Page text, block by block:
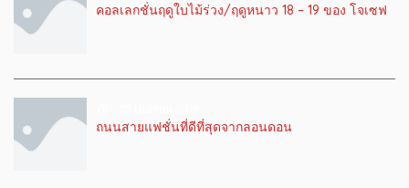
คอลเลกชั่นฤดูใบไม้ร่วง/ฤดูหนาว 18 – 19 ของ โจเซฟ
ถนนสายแฟชั่นที่ดีที่สุดจากลอนดอน